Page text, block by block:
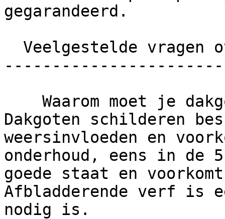
gegarandeerd.
Dakgoten schilderen
weersinvloeden en
onderhoud, eens in
goede staat en
Afbladderende verf is
nodig is.